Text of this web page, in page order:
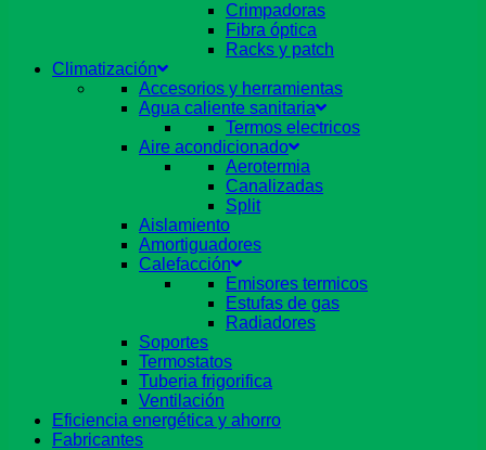
Crimpadoras
Fibra óptica
Racks y patch
Climatización
Accesorios y herramientas
Agua caliente sanitaria
Termos electricos
Aire acondicionado
Aerotermia
Canalizadas
Split
Aislamiento
Amortiguadores
Calefacción
Emisores termicos
Estufas de gas
Radiadores
Soportes
Termostatos
Tuberia frigorifica
Ventilación
Eficiencia energética y ahorro
Fabricantes